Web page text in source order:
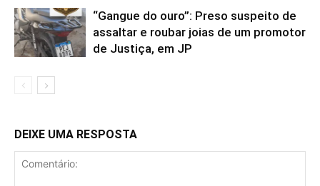
“Gangue do ouro”: Preso suspeito de
assaltar e roubar joias de um promotor
de Justiça, em JP
DEIXE UMA RESPOSTA